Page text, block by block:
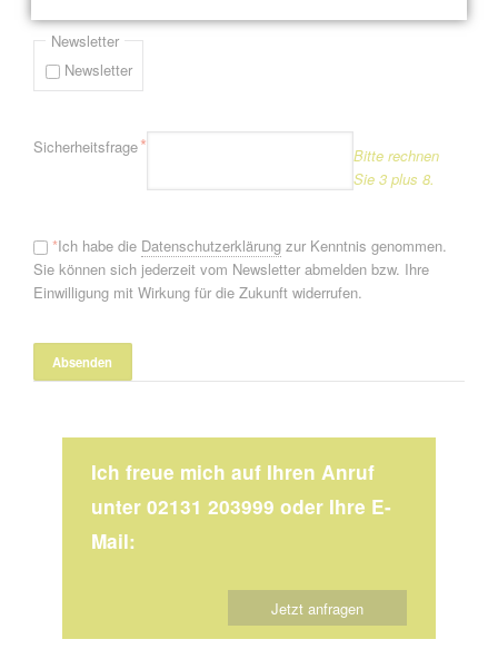
Newsletter
Newsletter
Pflichtfeld
Sicherheitsfrage*
Bitte rechnen
Sie 3 plus 8.
*Ich habe die Datenschutzerklärungzur Kenntnis genommen.
Sie können sich jederzeit vom Newsletter abmelden bzw. Ihre
Einwilligung mit Wirkung für die Zukunft widerrufen.
Ich freue mich auf Ihren Anruf
unter 02131 203999 oder Ihre E-
Mail:
Jetzt anfragen